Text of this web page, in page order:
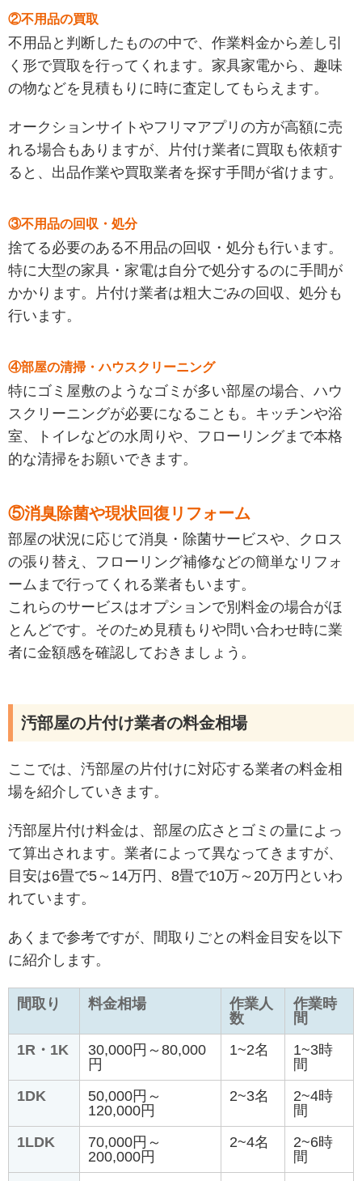
②不用品の買取
不用品と判断したものの中で、作業料金から差し引
く形で買取を行ってくれます。家具家電から、趣味
の物などを見積もりに時に査定してもらえます。
オークションサイトやフリマアプリの方が高額に売
れる場合もありますが、片付け業者に買取も依頼す
ると、出品作業や買取業者を探す手間が省けます。
③不用品の回収・処分
捨てる必要のある不用品の回収・処分も行います。
特に大型の家具・家電は自分で処分するのに手間が
かかります。片付け業者は粗大ごみの回収、処分も
行います。
④部屋の清掃・ハウスクリーニング
特にゴミ屋敷のようなゴミが多い部屋の場合、ハウ
スクリーニングが必要になることも。キッチンや浴
室、トイレなどの水周りや、フローリングまで本格
的な清掃をお願いできます。
⑤消臭除菌や現状回復リフォーム
部屋の状況に応じて消臭・除菌サービスや、クロス
の張り替え、フローリング補修などの簡単なリフォ
ームまで行ってくれる業者もいます。
これらのサービスはオプションで別料金の場合がほ
とんどです。そのため見積もりや問い合わせ時に業
者に金額感を確認しておきましょう。
汚部屋の片付け業者の料金相場
ここでは、汚部屋の片付けに対応する業者の料金相
場を紹介していきます。
汚部屋片付け料金は、部屋の広さとゴミの量によっ
て算出されます。業者によって異なってきますが、
目安は6畳で5～14万円、8畳で10万～20万円といわ
れています。
あくまで参考ですが、間取りごとの料金目安を以下
に紹介します。
間取り 料金相場
作業人
数
作業時
間
1R・1K
30,000円～80,000
円
1~2名
1~3時
間
1DK
50,000円～
120,000円
2~3名
2~4時
間
1LDK
70,000円～
200,000円
2~4名
2~6時
間